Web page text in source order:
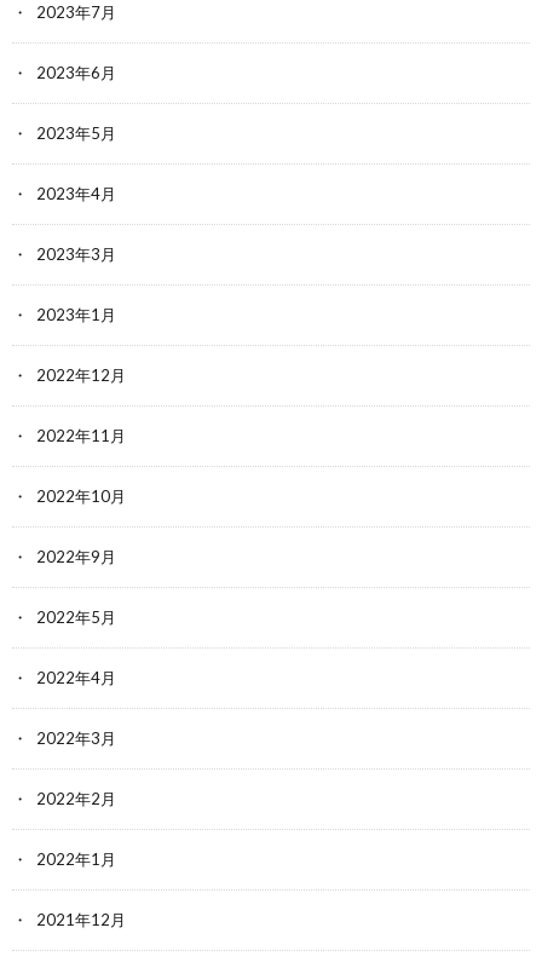
2023年7月
2023年6月
2023年5月
2023年4月
2023年3月
2023年1月
2022年12月
2022年11月
2022年10月
2022年9月
2022年5月
2022年4月
2022年3月
2022年2月
2022年1月
2021年12月